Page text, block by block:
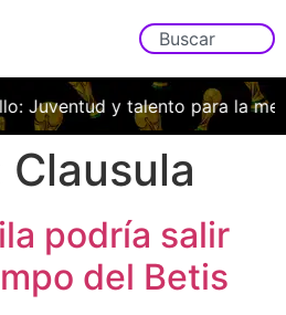
Juventud y talento para la
Clausula
podría salir
del Betis